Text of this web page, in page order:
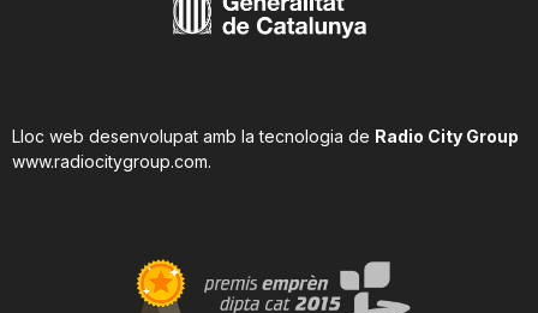
Lloc web desenvolupat amb la tecnologia de Radio City Group
www.radiocitygroup.com.